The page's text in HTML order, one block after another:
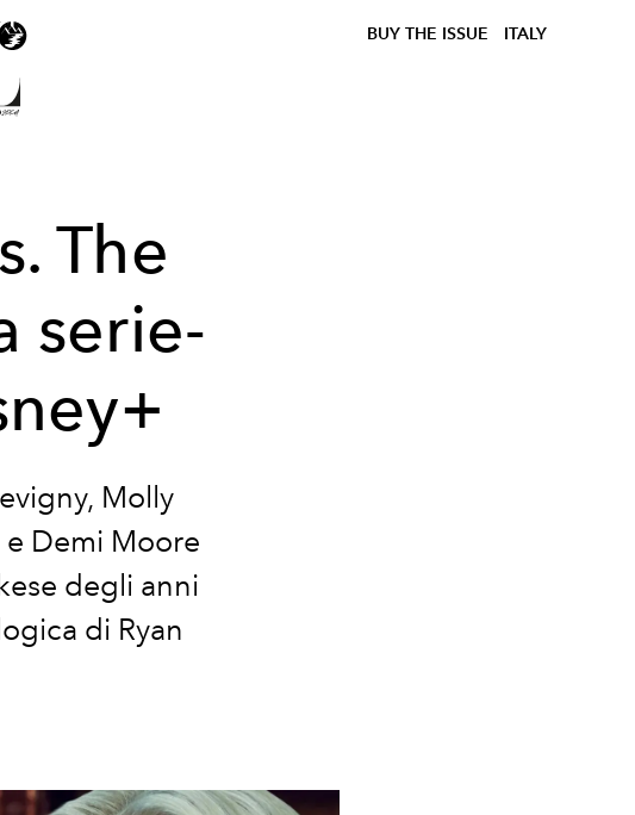
BUY THE ISSUE ITALY
The
serie-
Molly
e Demi Moore
degli anni
di Ryan